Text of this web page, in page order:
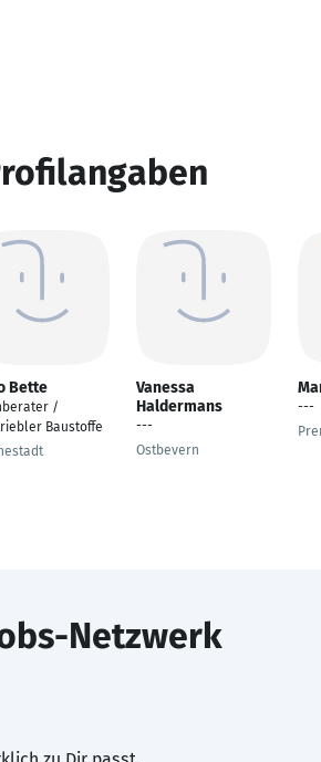
Bette
/
Baustoffe
Vanessa
Haldermans
---
Ostbevern
---
Netzwerk